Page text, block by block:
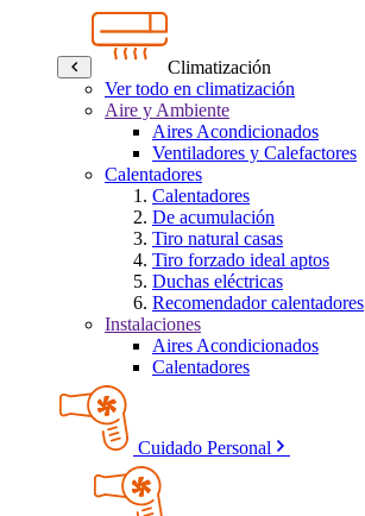
Climatización
Ver todo en climatización
Aire y Ambiente
Aires Acondicionados
Ventiladores y Calefactores
Calentadores
Calentadores
De acumulación
Tiro natural casas
Tiro forzado ideal aptos
Duchas eléctricas
Recomendador calentadores
Instalaciones
Aires Acondicionados
Calentadores
Cuidado Personal